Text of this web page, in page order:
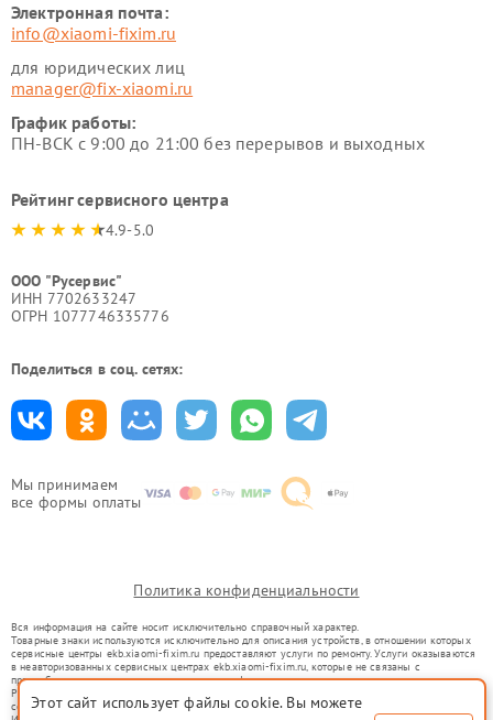
Мы принимаем
все формы оплаты
Электронная почта:
info@xiaomi-fixim.ru
для юридических лиц
manager@fix-xiaomi.ru
График работы:
ПН-ВСК с 9:00 до 21:00 без перерывов и выходных
Рейтинг сервисного центра
4.9-5.0
ООО "Русервис"
ИНН 7702633247
ОГРН 1077746335776
Поделиться в соц. сетях:
Политика конфиденциальности
Вся информация на сайте носит исключительно справочный характер.
Товарные знаки используются исключительно для описания устройств, в отношении которых
сервисные центры ekb.xiaomi-fixim.ru предоставляют услуги по ремонту. Услуги оказываются
в неавторизованных сервисных центрах ekb.xiaomi-fixim.ru, которые не связаны с
правообладателями товарных знаков или их официальными представителями.
Ремонт осуществляется для устройств, уже введенных в гражданский оборот в соответствии
со статьей 1487 ГК РФ.
Этот сайт использует файлы cookie. Вы можете